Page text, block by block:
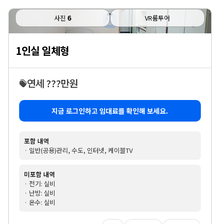
사진 6 VR룸투어
1인실 일체형
연세 ???만원
지금 로그인하고 임대료를 확인해 보세요.
포함 내역
· 일반(공용)관리, 수도, 인터넷, 케이블TV
미포함 내역
· 전기: 실비
· 난방: 실비
· 온수: 실비